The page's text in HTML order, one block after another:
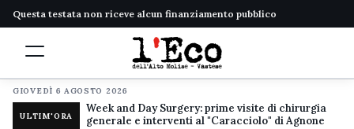
Questa testata non riceve alcun finanziamento pubblico
GIOVEDÌ 6 AGOSTO 2026
ULTIM'ORA
Week and Day Surgery: prime visite di chirurgia
generale e interventi al "Caracciolo" di Agnone